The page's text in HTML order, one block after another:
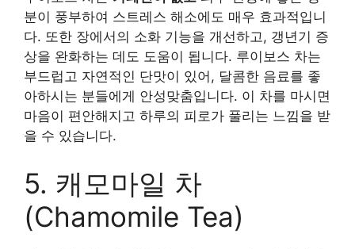
분이 풍부하여 스트레스 해소에도 매우 효과적입니
다. 또한 장에서의 소화 기능을 개선하고, 갱년기 증
상을 완화하는 데도 도움이 됩니다. 루이보스 차는
부드럽고 자연적인 단맛이 있어, 달콤한 음료를 좋
아하시는 분들에게 안성맞춤입니다. 이 차를 마시면
마음이 편안해지고 하루의 피로가 풀리는 느낌을 받
을 수 있습니다.
5. 캐모마일 차
(Chamomile Tea)